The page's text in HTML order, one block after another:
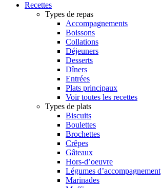
Recettes
Types de repas
Accompagnements
Boissons
Collations
Déjeuners
Desserts
Dîners
Entrées
Plats principaux
Voir toutes les recettes
Types de plats
Biscuits
Boulettes
Brochettes
Crêpes
Gâteaux
Hors-d’oeuvre
Légumes d’accompagnement
Marinades